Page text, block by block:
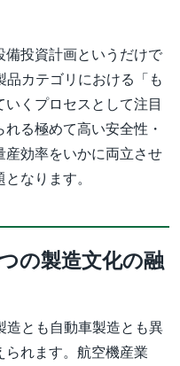
備投資計画というだけで
品カテゴリにおける「も
くプロセスとして注目
る極めて高い安全性・
効率をいかに両立させ
なります。
の製造文化の融
造とも自動車製造とも異
れます。航空機産業